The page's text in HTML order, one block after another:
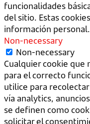
funcionalidades
del sitio. Estas
información personal.
Non-necessary
Non-necessary
Cualquier cookie que
para el correcto
utilice para
vía analytics,
se definen como
solicitar el